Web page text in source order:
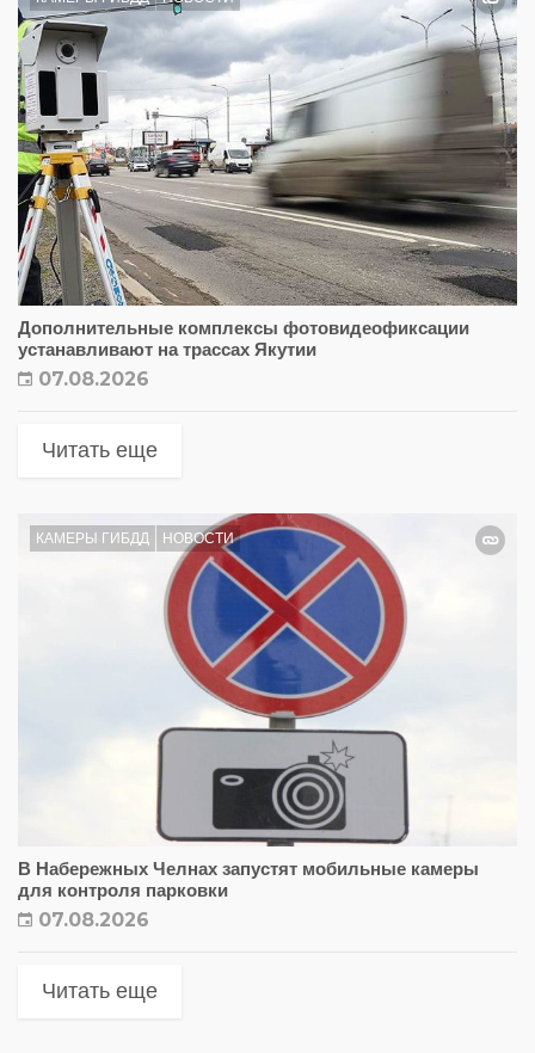
Дополнительные комплексы фотовидеофиксации
устанавливают на трассах Якутии
07.08.2026
Читать еще
КАМЕРЫ ГИБДД НОВОСТИ
В Набережных Челнах запустят мобильные камеры
для контроля парковки
07.08.2026
Читать еще